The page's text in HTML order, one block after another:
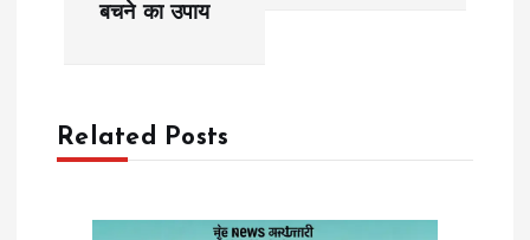
n
बचने का उपाय
Related Posts